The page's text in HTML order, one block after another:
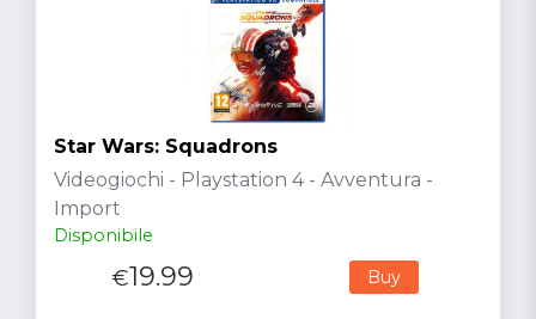
Star Wars: Squadrons
Videogiochi - Playstation 4 - Avventura -
Import
Disponibile
€19.99 Buy